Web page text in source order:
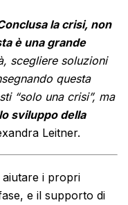
la crisi, non
è una grande
scegliere soluzioni
questa
“solo una crisi”, ma
sviluppo della
Leitner.
i propri
e il supporto di